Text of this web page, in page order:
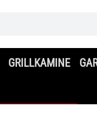
GRILLKAMINE